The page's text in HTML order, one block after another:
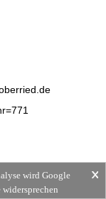
wird Google